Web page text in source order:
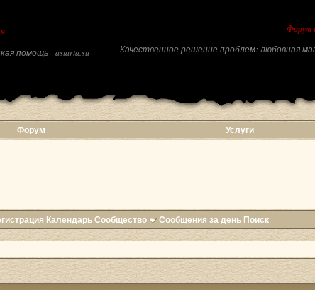
помощь - astarta.su
Форум
Качественное решение проблем: любовная
Форум Услуги
КалендарьСообщество Сообщения за день Поиск